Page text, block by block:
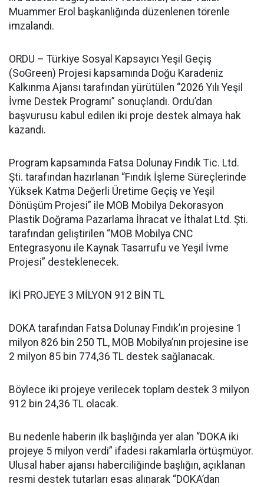
Muammer Erol başkanlığında düzenlenen törenle
imzalandı.
ORDU – Türkiye Sosyal Kapsayıcı Yeşil Geçiş
(SoGreen) Projesi kapsamında Doğu Karadeniz
Kalkınma Ajansı tarafından yürütülen “2026 Yılı Yeşil
İvme Destek Programı” sonuçlandı. Ordu’dan
başvurusu kabul edilen iki proje destek almaya hak
kazandı.
Program kapsamında Fatsa Dolunay Fındık Tic. Ltd.
Şti. tarafından hazırlanan “Fındık İşleme Süreçlerinde
Yüksek Katma Değerli Üretime Geçiş ve Yeşil
Dönüşüm Projesi” ile MOB Mobilya Dekorasyon
Plastik Doğrama Pazarlama İhracat ve İthalat Ltd. Şti.
tarafından geliştirilen “MOB Mobilya CNC
Entegrasyonu ile Kaynak Tasarrufu ve Yeşil İvme
Projesi” desteklenecek.
İKİ PROJEYE 3 MİLYON 912 BİN TL
DOKA tarafından Fatsa Dolunay Fındık’ın projesine 1
milyon 826 bin 250 TL, MOB Mobilya’nın projesine ise
2 milyon 85 bin 774,36 TL destek sağlanacak.
Böylece iki projeye verilecek toplam destek 3 milyon
912 bin 24,36 TL olacak.
Bu nedenle haberin ilk başlığında yer alan “DOKA iki
projeye 5 milyon verdi” ifadesi rakamlarla örtüşmüyor.
Ulusal haber ajansı haberciliğinde başlığın, açıklanan
resmi destek tutarları esas alınarak “DOKA’dan